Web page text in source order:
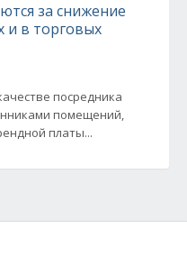
за снижение
и в торговых
посредника
помещений,
платы...